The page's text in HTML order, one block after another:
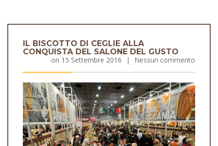
IL BISCOTTO DI CEGLIE ALLA
CONQUISTA DEL SALONE DEL GUSTO
on 15 Settembre 2016 | Nessun commento